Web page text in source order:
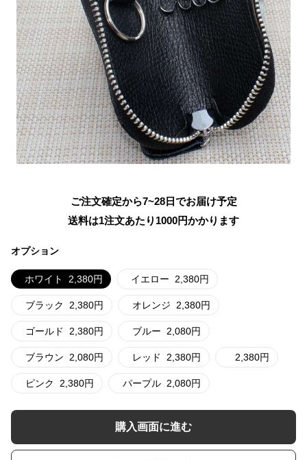
ご注文確定から7~28日でお届け予定
送料は1注文あたり 1000円かかります
オプション
ホワイト 2,380円 イエロー 2,380円
ブラック 2,380円 オレンジ 2,380円
ゴールド 2,380円 ブルー 2,080円
ブラウン 2,080円 レッド 2,380円 2,380円
ピンク 2,380円 パープル 2,080円
購入画面に進む